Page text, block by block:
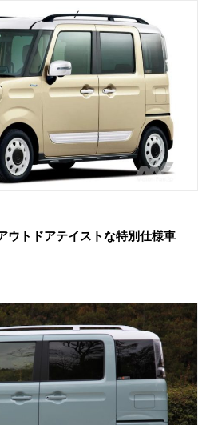
ウトドアテイストな特別仕様車